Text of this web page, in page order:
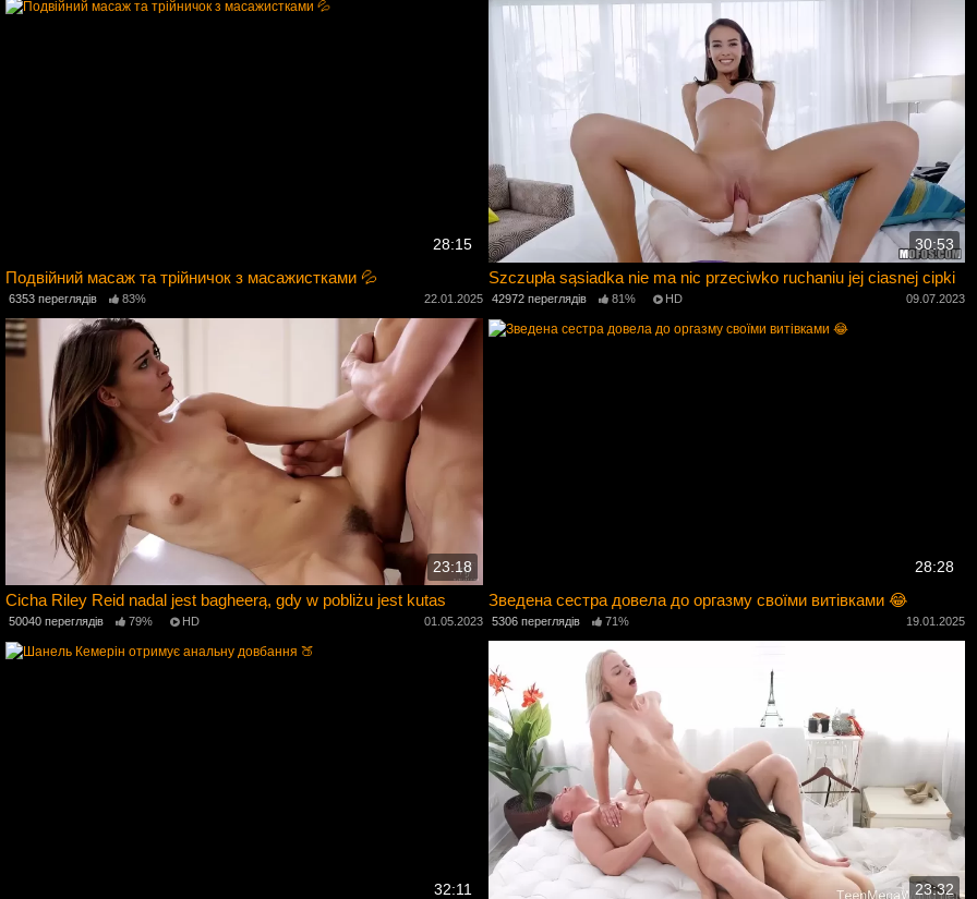
28:15
Подвійний масаж та трійничок з масажистками 💦
6353 переглядів 83% 22.01.2025
30:53
Szczupła sąsiadka nie ma nic przeciwko ruchaniu jej ciasnej cipki
42972 переглядів 81% HD 09.07.2023
23:18
Cicha Riley Reid nadal jest bagheerą, gdy w pobliżu jest kutas
50040 переглядів 79% HD 01.05.2023
28:28
Зведена сестра довела до оргазму своїми витівками 😂
5306 переглядів 71% 19.01.2025
32:11 23:32